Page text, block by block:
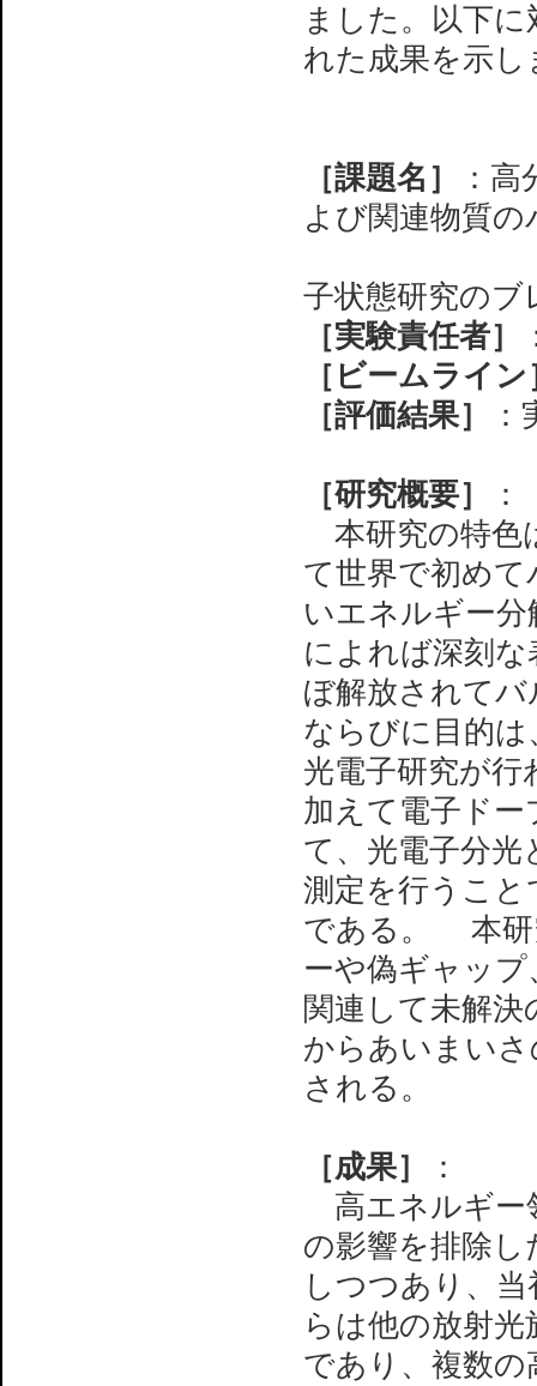
ました。以下
れた成果を示し
［課題名］
：
よび関連物質
子状態研究のブ
［実験責任者］
［ビームライン
［評価結果］
［研究概要］
：
本研究の特色
て世界で初めて
いエネルギー
によれば深刻
ぼ解放されて
ならびに目的
光電子研究が
加えて電子ド
て、光電子分
測定を行うこ
である。 本研
ーや偽ギャッ
関連して未解
からあいまい
される。
［成果］
：
高エネルギー
の影響を排除
しつつあり、
らは他の放射
であり、複数の